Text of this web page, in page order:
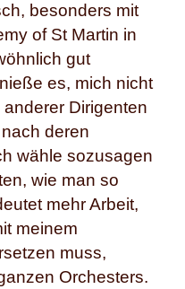
besonders mit
of St Martin in
gut
es, mich nicht
Dirigenten
deren
wähle sozusagen
wie man so
mehr Arbeit,
meinem
muss,
Orchesters.